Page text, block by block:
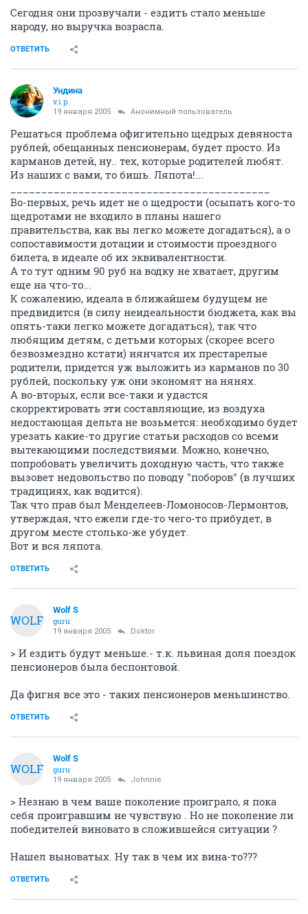
Сегодня они прозвучали - ездить стало меньше
народу, но выручка возрасла.
ОТВЕТИТЬ
Ундина
v.i.p.
19 января 2005 Анонимный пользователь
Решаться проблема офигительно щедрых девяноста
рублей, обещанных пенсионерам, будет просто. Из
карманов детей, ну.. тех, которые родителей любят.
Из наших с вами, то бишь. Ляпота!...
Во-первых, речь идет не о щедрости (осыпать кого-то
щедротами не входило в планы нашего
правительства, как вы легко можете догадаться), а о
сопоставимости дотации и стоимости проездного
билета, в идеале об их эквивалентности.
А то тут одним 90 руб на водку не хватает, другим
еще на что-то...
К сожалению, идеала в ближайшем будущем не
предвидится (в силу неидеальности бюджета, как вы
опять-таки легко можете догадаться), так что
любящим детям, с детьми которых (скорее всего
безвозмездно кстати) нянчатся их престарелые
родители, придется уж выложить из карманов по 30
рублей, поскольку уж они экономят на нянях.
А во-вторых, если все-таки и удастся
скорректировать эти составляющие, из воздуха
недостающая дельта не возьмется: необходимо будет
урезать какие-то другие статьи расходов со всеми
вытекающими последствиями. Можно, конечно,
попробовать увеличить доходную часть, что также
вызовет недовольство по поводу "поборов" (в лучших
традициях, как водится).
Так что прав был Менделеев-Ломоносов-Лермонтов,
утверждая, что ежели где-то чего-то прибудет, в
другом месте столько-же убудет.
Вот и вся ляпота.
ОТВЕТИТЬ
WOLF
Wolf S
guru
19 января 2005 Doktor
> И ездить будут меньше.- т.к. львиная доля поездок
пенсионеров была беспонтовой.
Да фигня все это - таких пенсионеров меньшинство.
ОТВЕТИТЬ
WOLF
Wolf S
guru
19 января 2005 Johnnie
> Незнаю в чем ваше поколение проиграло, я пока
себя проигравшим не чувствую . Но не поколение ли
победителей виновато в сложившейся ситуации ?
Нашел выноватых. Ну так в чем их вина-то???
ОТВЕТИТЬ